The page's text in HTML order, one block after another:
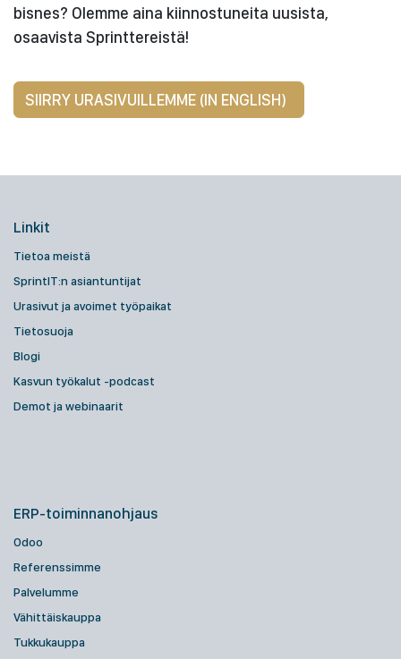
bisnes? Olemme aina kiinnostuneita uusista,
osaavista Sprinttereistä!
SIIRRY URASIVUILLEMME (IN ENGLISH)
Linkit
Tietoa meistä
SprintIT:n asiantuntijat
Urasivut ja avoimet työpaikat
Tietosuoja
Blogi
Kasvun työkalut -podcast
Demot ja webinaarit
ERP-toiminnanohjaus
Odoo
Referenssimme
Palvelumme
Vähittäiskauppa
Tukkukauppa